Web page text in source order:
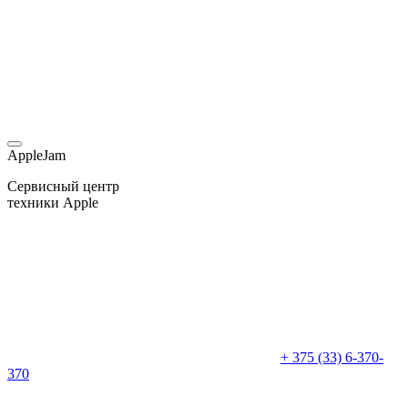
AppleJam
Сервисный центр
техники Apple
+ 375 (33) 6-370-
370